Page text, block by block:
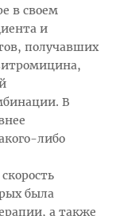
в своем
и
получавших
В
либо
была
а также